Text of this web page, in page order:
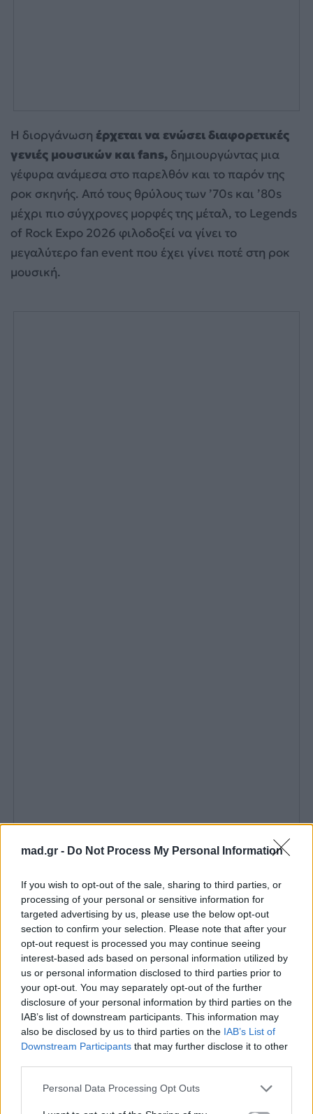
mad.gr - Do Not Process My Personal Information
If you wish to opt-out of the sale, sharing to third parties, or
processing of your personal or sensitive information for
targeted advertising by us, please use the below opt-out
section to confirm your selection. Please note that after your
opt-out request is processed you may continue seeing
interest-based ads based on personal information utilized by
us or personal information disclosed to third parties prior to
your opt-out. You may separately opt-out of the further
disclosure of your personal information by third parties on the
IAB’s list of downstream participants. This information may
also be disclosed by us to third parties on the IAB’s List of
Downstream Participants that may further disclose it to other
Personal Data Processing Opt Outs
Η διοργάνωση έρχεται να ενώσει διαφορετικές
γενιές μουσικών και fans, δημιουργώντας μια
γέφυρα ανάμεσα στο παρελθόν και το παρόν της
ροκ σκηνής. Από τους θρύλους των ’70s και ’80s
μέχρι πιο σύγχρονες μορφές της μέταλ, το Legends
of Rock Expo 2026 φιλοδοξεί να γίνει το
μεγαλύτερο fan event που έχει γίνει ποτέ στη ροκ
μουσική.
ΤοLegends of Rock Expo 2026δεν είναι απλά μια
εκδήλωση, αλλά μια ιστορική συνάντηση θρύλων
που διαμόρφωσαν τον ήχο της ροκ μουσικής. Με
τον Gene Simmons στο τιμόνι και ένα lineup που
περιλαμβάνει μέλη από Black Sabbath, The Police,
The Kinks και πολλούς ακόμα,το event υπόσχεται
να μείνει αξέχαστο . Οι fans ετοιμάζονται ήδη για
ένα τριήμερο γεμάτο μουσική, αναμνήσεις και
μοναδικές εμπειρίες που δύσκολα θα
επαναληφθούν. Αν κάτι είναι σίγουρο, είναι ότι η
rock ιστορία θα γραφτεί ξανά, αυτή τη φορά
ζωντανά στο Las Vegas.